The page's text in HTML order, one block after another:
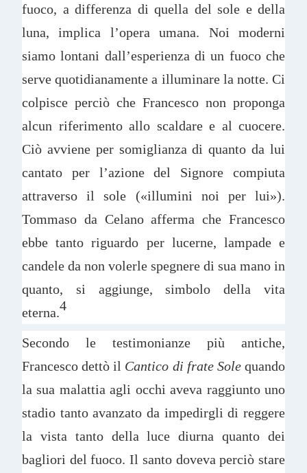
fuoco, a differenza di quella del sole e della
luna, implica l’opera umana. Noi moderni
siamo lontani dall’esperienza di un fuoco che
serve quotidianamente a illuminare la notte. Ci
colpisce perciò che Francesco non proponga
alcun riferimento allo scaldare e al cuocere.
Ciò avviene per somiglianza di quanto da lui
cantato per l’azione del Signore compiuta
attraverso il sole («illumini noi per lui»).
Tommaso da Celano afferma che Francesco
ebbe tanto riguardo per lucerne, lampade e
candele da non volerle spegnere di sua mano in
quanto, si aggiunge, simbolo della vita
eterna.4
Secondo le testimonianze più antiche,
Francesco dettò il Cantico di frate Solequando
la sua malattia agli occhi aveva raggiunto uno
stadio tanto avanzato da impedirgli di reggere
la vista tanto della luce diurna quanto dei
bagliori del fuoco. Il santo doveva perciò stare